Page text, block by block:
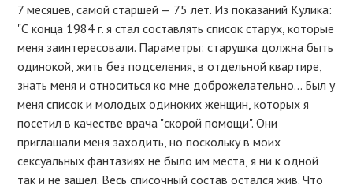
7 месяцев, самой старшей — 75 лет. Из показаний Кулика:
"С конца 1984 г. я стал составлять список старух, которые
меня заинтересовали. Параметры: старушка должна быть
одинокой, жить без подселения, в отдельной квартире,
знать меня и относиться ко мне доброжелательно… Был у
меня список и молодых одиноких женщин, которых я
посетил в качестве врача "скорой помощи". Они
приглашали меня заходить, но поскольку в моих
сексуальных фантазиях не было им места, я ни к одной
так и не зашел. Весь списочный состав остался жив. Что